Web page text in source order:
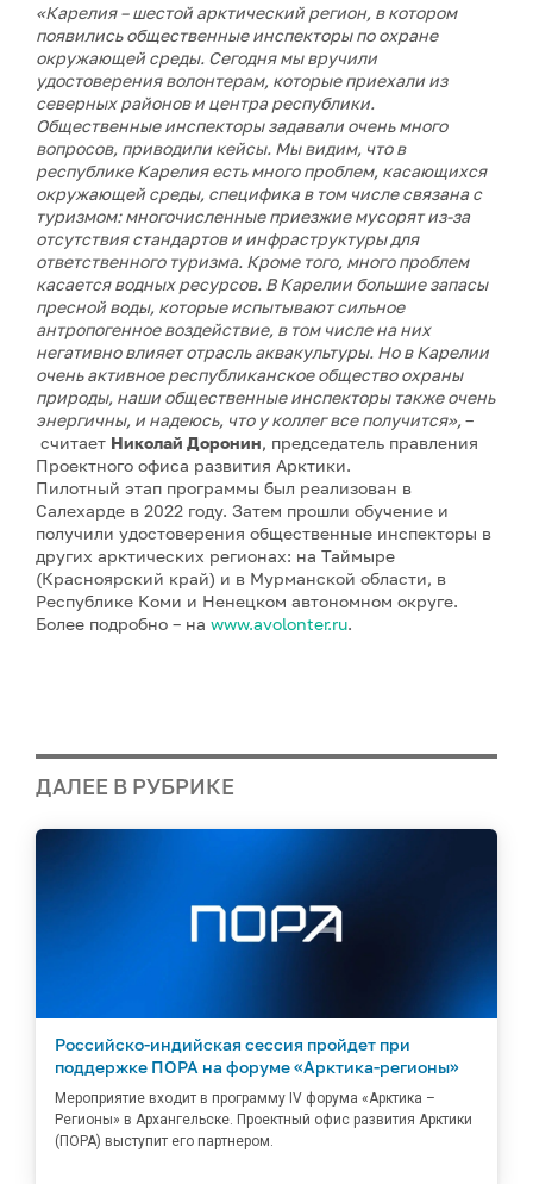
«Карелия – шестой арктический регион, в котором
появились общественные инспекторы по охране
окружающей среды. Сегодня мы вручили
удостоверения волонтерам, которые приехали из
северных районов и центра республики.
Общественные инспекторы задавали очень много
вопросов, приводили кейсы. Мы видим, что в
республике Карелия есть много проблем, касающихся
окружающей среды, специфика в том числе связана с
туризмом: многочисленные приезжие мусорят из-за
отсутствия стандартов и инфраструктуры для
ответственного туризма. Кроме того, много проблем
касается водных ресурсов. В Карелии большие запасы
пресной воды, которые испытывают сильное
антропогенное воздействие, в том числе на них
негативно влияет отрасль аквакультуры. Но в Карелии
очень активное республиканское общество охраны
природы, наши общественные инспекторы также очень
энергичны, и надеюсь, что у коллег все получится», –
считает Николай Доронин, председатель правления
Проектного офиса развития Арктики.
Пилотный этап программы был реализован в
Салехарде в 2022 году. Затем прошли обучение и
получили удостоверения общественные инспекторы в
других арктических регионах: на Таймыре
(Красноярский край) и в Мурманской области, в
Республике Коми и Ненецком автономном округе.
Более подробно – на www.avolonter.ru.
ДАЛЕЕ В РУБРИКЕ
Российско-индийская сессия пройдет при
поддержке ПОРА на форуме «Арктика-регионы»
Мероприятие входит в программу IV форума «Арктика –
Регионы» в Архангельске. Проектный офис развития Арктики
(ПОРА) выступит его партнером.